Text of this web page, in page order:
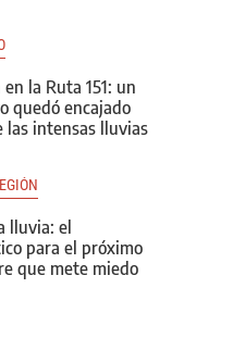
la Ruta 151: un
quedó encajado
las intensas lluvias
lluvia: el
para el próximo
que mete miedo